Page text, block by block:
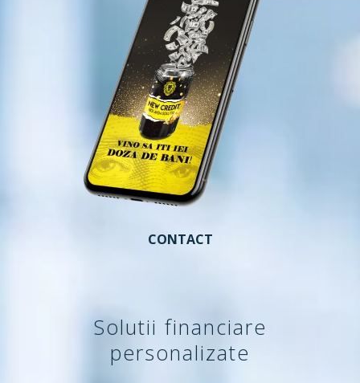
CONTACT
Solutii financiare
personalizate